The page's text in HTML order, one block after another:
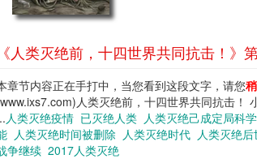
《人类灭绝前，十四世界共同抗击！》
章节内容正在手打中，当您看到这段文字，请您
人类灭绝前，十四世界共同抗击！
人类灭绝疫情 已灭绝人类 人类灭绝己成定局科
人类灭绝时间被删除 人类灭绝时代 人类灭绝
争继续 2017人类灭绝